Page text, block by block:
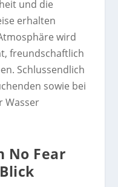
und die
erhalten
wird
freundschaftlich
Schlussendlich
sowie bei
Wasser
No Fear